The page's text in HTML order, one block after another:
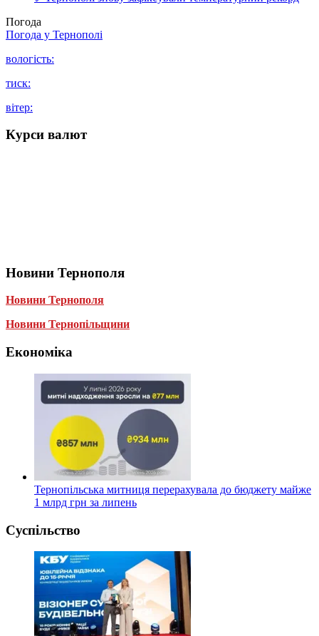
Погода
Погода у Тернополі
вологість:
тиск:
вітер:
Курси валют
Новини Тернополя
Новини Тернополя
Новини Тернопільщини
Економіка
Тернопільська митниця перерахувала до бюджету майже
1 млрд грн за липень
Суспільство